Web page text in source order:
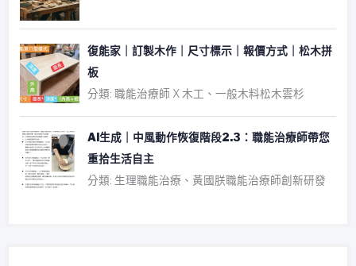
復能家｜訂製木作｜尺寸標示｜報價方式｜松木拼
板
分類: 職能治療師 X 木工、一般木料松木雲杉
AI生成｜中風動作恢復階段2.3：職能治療師帶您
重拾生活自主
分類: 生理職能治療、黃國朕職能治療師創新研發